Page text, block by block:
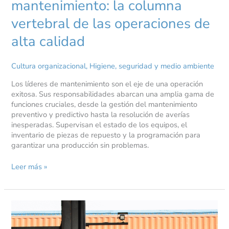
mantenimiento: la columna
vertebral de las operaciones de
alta calidad
Cultura organizacional, Higiene, seguridad y medio ambiente
Los líderes de mantenimiento son el eje de una operación
exitosa. Sus responsabilidades abarcan una amplia gama de
funciones cruciales, desde la gestión del mantenimiento
preventivo y predictivo hasta la resolución de averías
inesperadas. Supervisan el estado de los equipos, el
inventario de piezas de repuesto y la programación para
garantizar una producción sin problemas.
Leer más »
gestionar
eficazmente